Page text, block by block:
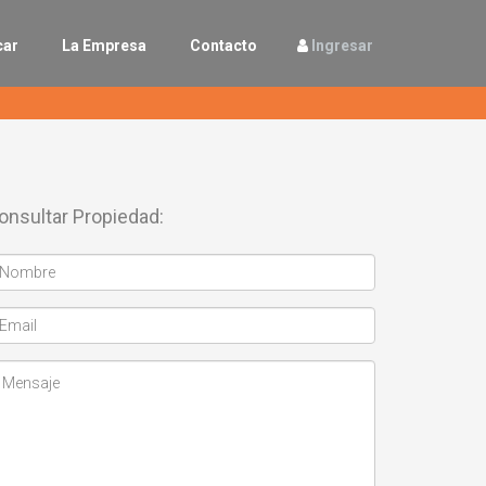
La Empresa Contacto Ingresar
Propiedad: